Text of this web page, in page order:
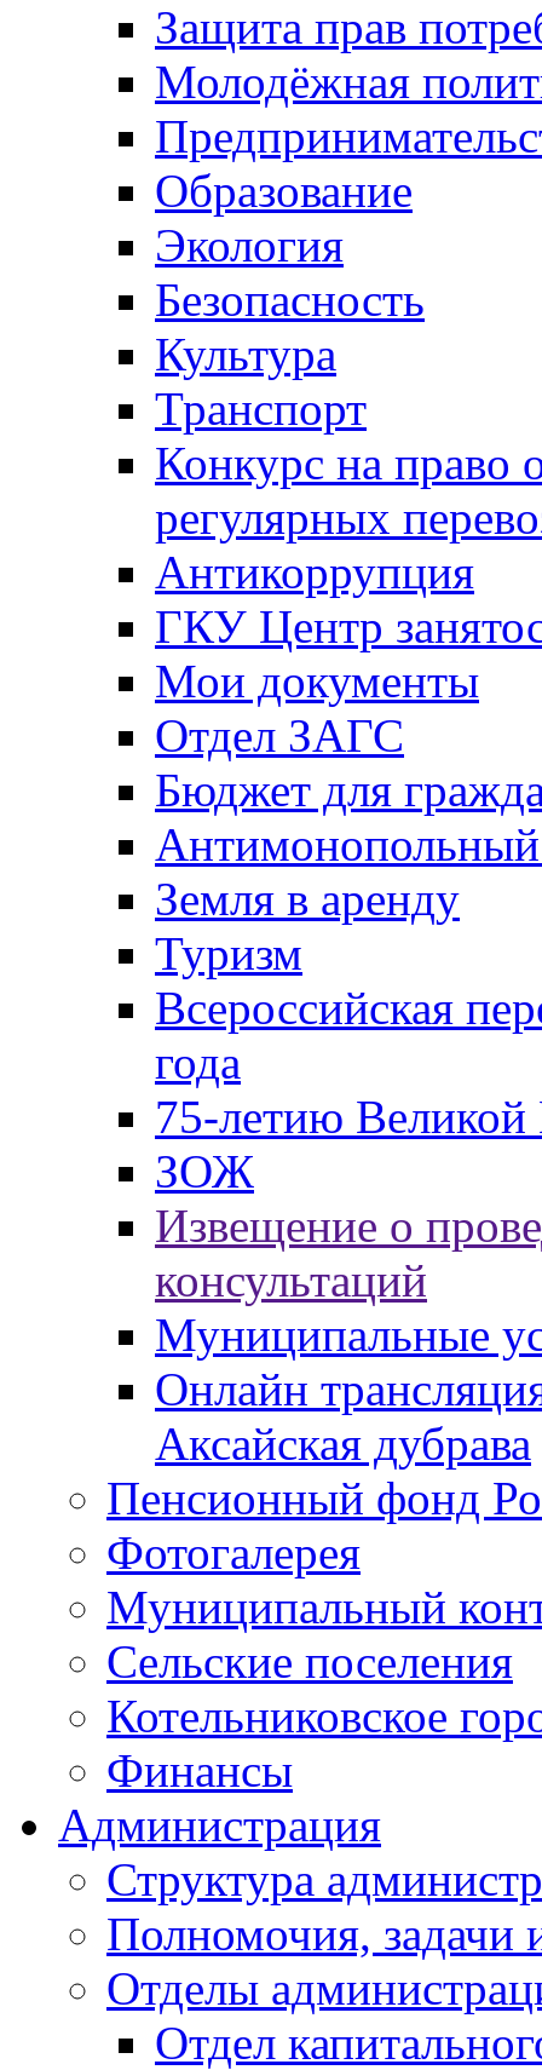
Защита прав
Молодёжная
Образование
Экология
Безопасность
Культура
Транспорт
Конкурс на право
регулярных
Антикоррупция
ГКУ Центр
Мои документы
Отдел ЗАГС
Бюджет для
Антимонопольный
Земля в аренду
Туризм
Всероссийская
года
75-летию
ЗОЖ
Извещение о
консультаций
Муниципальные
Онлайн
Аксайская дубрава
Пенсионный фонд
Фотогалерея
Муниципальный
Сельские поселения
Котельниковское
Финансы
Администрация
Структура
Полномочия, задачи
Отделы
Отдел